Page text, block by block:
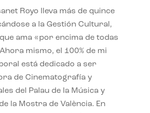
Royo lleva más de quince
a la Gestión Cultural,
ama «por encima de todas
mismo, el 100% de mi
está dedicado a ser
de Cinematografía y
del Palau de la Música y
la Mostra de València. En